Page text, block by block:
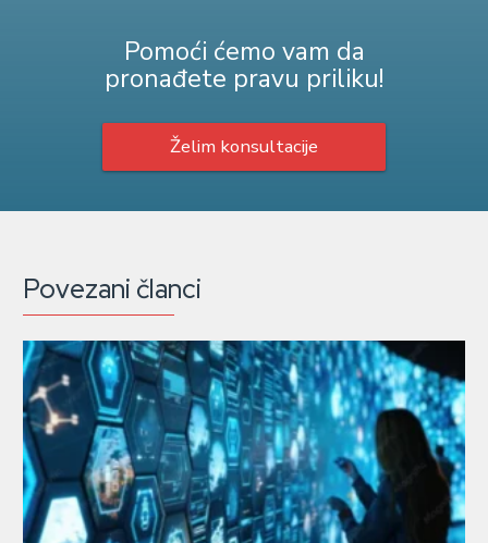
Pomoći ćemo vam da
pronađete pravu priliku!
Želim konsultacije
Povezani članci